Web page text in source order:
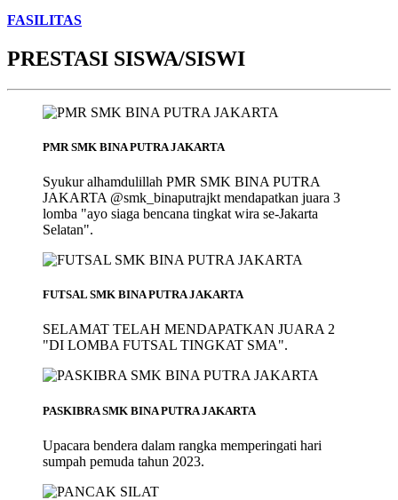
FASILITAS
PRESTASI SISWA/SISWI
PMR SMK BINA PUTRA JAKARTA
Syukur alhamdulillah PMR SMK BINA PUTRA
JAKARTA @smk_binaputrajkt mendapatkan juara 3
lomba "ayo siaga bencana tingkat wira se-Jakarta
Selatan".
FUTSAL SMK BINA PUTRA JAKARTA
SELAMAT TELAH MENDAPATKAN JUARA 2
"DI LOMBA FUTSAL TINGKAT SMA".
PASKIBRA SMK BINA PUTRA JAKARTA
Upacara bendera dalam rangka memperingati hari
sumpah pemuda tahun 2023.